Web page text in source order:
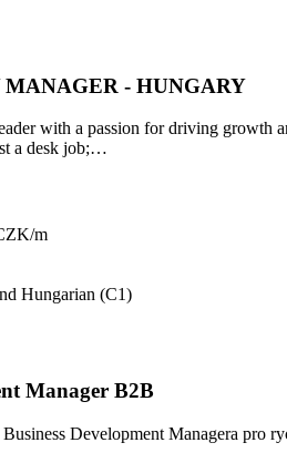
MANAGER - HUNGARY
with a passion for driving
a desk job;…
m
Hungarian (C1)
Manager B2B
Development Managera pro